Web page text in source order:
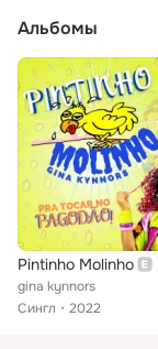
Альбомы
Pintinho Molinho
gina kynnors
Сингл
2022